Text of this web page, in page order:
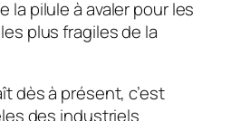
la pilule à avaler pour les
plus fragiles de la
dès à présent, c’est
des industriels